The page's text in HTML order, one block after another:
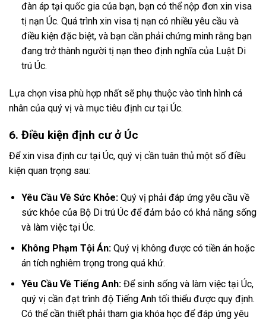
đàn áp tại quốc gia của bạn, bạn có thể nộp đơn xin visa
tị nạn Úc. Quá trình xin visa tị nạn có nhiều yêu cầu và
điều kiện đặc biệt, và bạn cần phải chứng minh rằng bạn
đang trở thành người tị nạn theo định nghĩa của Luật Di
trú Úc.
Lựa chọn visa phù hợp nhất sẽ phụ thuộc vào tình hình cá
nhân của quý vị và mục tiêu định cư tại Úc.
6. Điều kiện định cư ở Úc
Để xin visa định cư tại Úc, quý vị cần tuân thủ một số điều
kiện quan trọng sau:
Yêu Cầu Về Sức Khỏe:Quý vị phải đáp ứng yêu cầu về
sức khỏe của Bộ Di trú Úc để đảm bảo có khả năng sống
và làm việc tại Úc.
Không Phạm Tội Án:Quý vị không được có tiền án hoặc
án tích nghiêm trọng trong quá khứ.
Yêu Cầu Về Tiếng Anh:Để sinh sống và làm việc tại Úc,
quý vị cần đạt trình độ Tiếng Anh tối thiểu được quy định.
Có thể cần thiết phải tham gia khóa học để đáp ứng yêu